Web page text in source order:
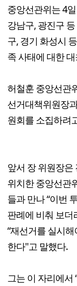
중앙선관위는 4
강남구, 광진구
구, 경기 화성시
족 사태에 대한
허철훈 중앙선관
선거대책위원장
원회를 소집하려
앞서 장 위원장은
위치한 중앙선관
들과 만나 “이번
판례에 비춰 보더
“재선거를 실시
한다"고 말했다.
그는 이 자리에서